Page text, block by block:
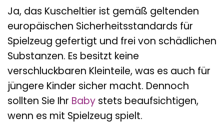
Ja, das Kuscheltier ist gemäß geltenden
europäischen Sicherheitsstandards für
Spielzeug gefertigt und frei von schädlichen
Substanzen. Es besitzt keine
verschluckbaren Kleinteile, was es auch für
jüngere Kinder sicher macht. Dennoch
sollten Sie Ihr Baby stets beaufsichtigen,
wenn es mit Spielzeug spielt.